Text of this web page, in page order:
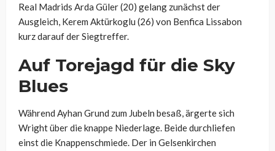
Real Madrids Arda Güler (20) gelang zunächst der
Ausgleich, Kerem Aktürkoglu (26) von Benfica Lissabon
kurz darauf der Siegtreffer.
Auf Torejagd für die Sky
Blues
Während Ayhan Grund zum Jubeln besaß, ärgerte sich
Wright über die knappe Niederlage. Beide durchliefen
einst die Knappenschmiede. Der in Gelsenkirchen